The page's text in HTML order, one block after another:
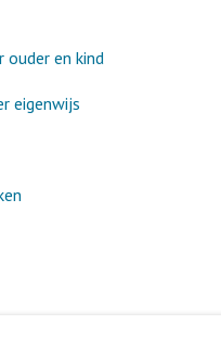
ouder en kind
eigenwijs